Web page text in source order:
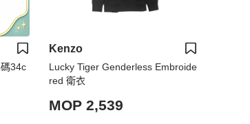
34c
Kenzo
Lucky Tiger Genderless Embroide
red 衛衣
MOP 2,539